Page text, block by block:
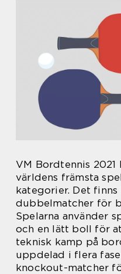
VM Bordtennis
världens främsta
kategorier. Det
dubbelmatcher för
Spelarna använder
och en lätt boll för
teknisk kamp på
uppdelad i flera
knockout-matcher